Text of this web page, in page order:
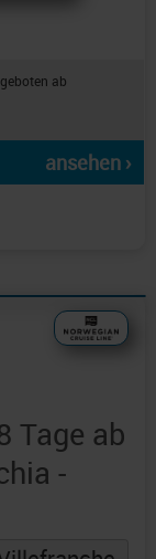
ab
ansehen ›
Tage ab
-